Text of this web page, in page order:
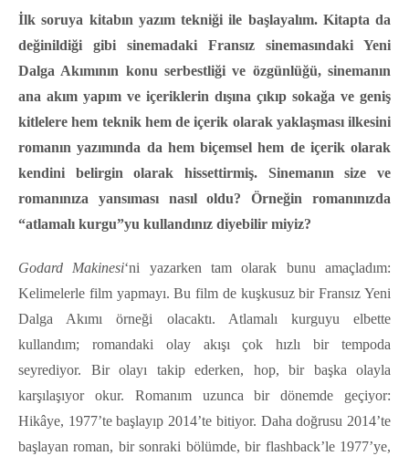
İlk soruya kitabın yazım tekniği ile başlayalım. Kitapta da
değinildiği gibi sinemadaki Fransız sinemasındaki Yeni
Dalga Akımının konu serbestliği ve özgünlüğü, sinemanın
ana akım yapım ve içeriklerin dışına çıkıp sokağa ve geniş
kitlelere hem teknik hem de içerik olarak yaklaşması ilkesini
romanın yazımında da hem biçemsel hem de içerik olarak
kendini belirgin olarak hissettirmiş. Sinemanın size ve
romanınıza yansıması nasıl oldu? Örneğin romanınızda
“atlamalı kurgu”yu kullandınız diyebilir miyiz?
Godard Makinesi‘ni yazarken tam olarak bunu amaçladım:
Kelimelerle film yapmayı. Bu film de kuşkusuz bir Fransız Yeni
Dalga Akımı örneği olacaktı. Atlamalı kurguyu elbette
kullandım; romandaki olay akışı çok hızlı bir tempoda
seyrediyor. Bir olayı takip ederken, hop, bir başka olayla
karşılaşıyor okur. Romanım uzunca bir dönemde geçiyor:
Hikâye, 1977’te başlayıp 2014’te bitiyor. Daha doğrusu 2014’te
başlayan roman, bir sonraki bölümde, bir flashback’le 1977’ye,